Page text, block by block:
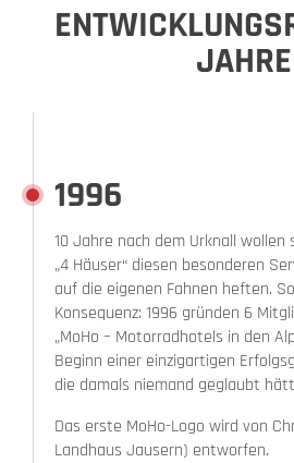
JAHRE
1996
10 Jahre nach dem Urknall wollen
„4 Häuser“ diesen besonderen
auf die eigenen Fahnen heften.
Konsequenz: 1996 gründen 6
„MoHo – Motorradhotels in den
Beginn einer einzigartigen
die damals niemand geglaubt
Das erste MoHo-Logo wird von
Landhaus Jausern) entworfen.